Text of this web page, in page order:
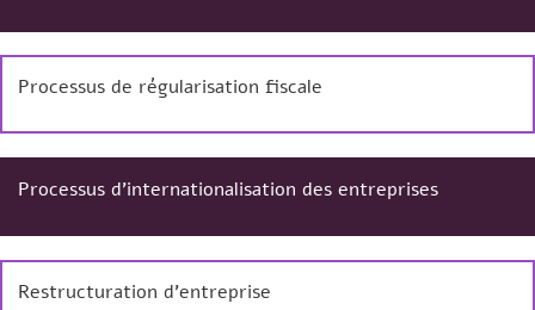
Processus de régularisation fiscale
Processus d’internationalisation des entreprises
Restructuration d’entreprise